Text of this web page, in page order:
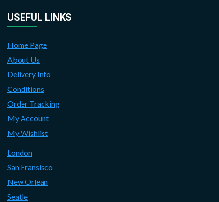
USEFUL LINKS
Home Page
About Us
Delivery Info
Conditions
Order Tracking
My Account
My Wishlist
London
San Fransisco
New Orlean
Seatle